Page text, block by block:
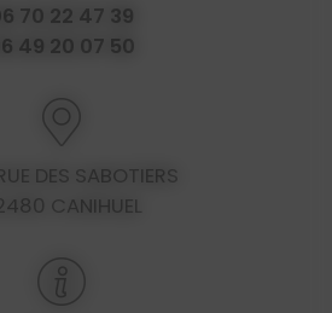
70 22 47 39
49 20 07 50
DES SABOTIERS
CANIHUEL